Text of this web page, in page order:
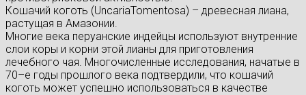
Кошачий коготь (UncariaTomentosa) – древесная лиана,
растущая в Амазонии.
Многие века перуанские индейцы используют внутренние
слои коры и корни этой лианы для приготовления
лечебного чая. Многочисленные исследования, начатые в
70–е годы прошлого века подтвердили, что кошачий
коготь может успешно использоваться в качестве